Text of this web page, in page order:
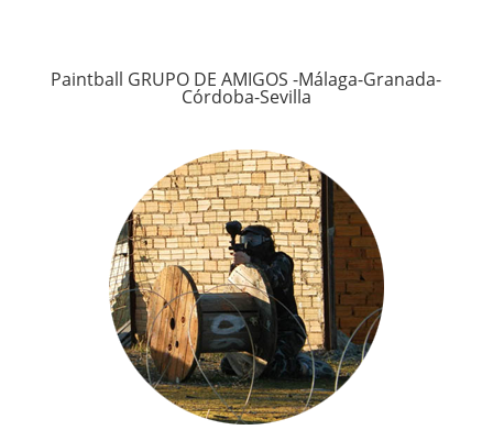
Paintball GRUPO DE AMIGOS -Málaga-Granada-
Córdoba-Sevilla